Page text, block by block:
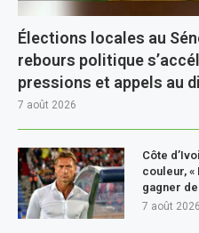
Élections locales au
rebours politique
pressions et appels au
7 août 2026
Côte
couleur, «
gagner
7 août 2026